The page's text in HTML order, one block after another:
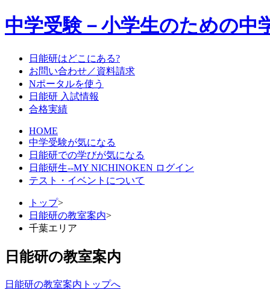
中学受験－小学生のための中
日能研はどこにある?
お問い合わせ／資料請求
Nポータルを使う
日能研 入試情報
合格実績
HOME
中学受験が気になる
日能研での学びが気になる
日能研生--MY NICHINOKEN ログイン
テスト・イベントについて
トップ>
日能研の教室案内>
千葉エリア
日能研の教室案内
日能研の教室案内トップへ